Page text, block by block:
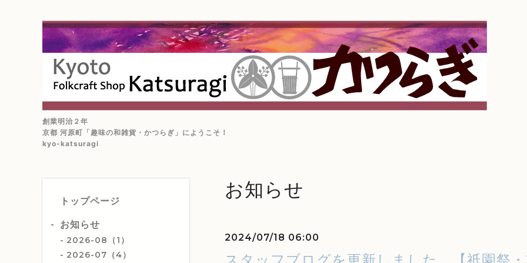
創業明治２年
京都 河原町「趣味の和雑貨・かつらぎ」にようこそ！
kyo-katsuragi
トップページ
お知らせ
2026-08（1）
2026-07（4）
お知らせ
2024/07/18 06:00